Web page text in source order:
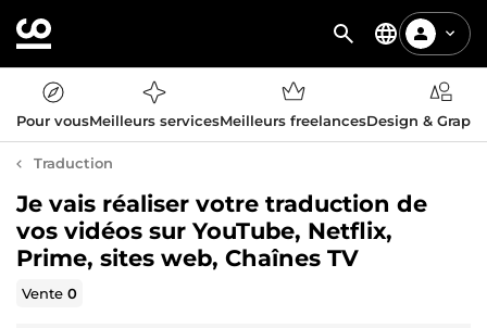
Pour vousMeilleurs servicesMeilleurs freelancesDesign &
Traduction
Je vais réaliser votre traduction de
vos vidéos sur YouTube, Netflix,
Prime, sites web, Chaînes TV
Vente0